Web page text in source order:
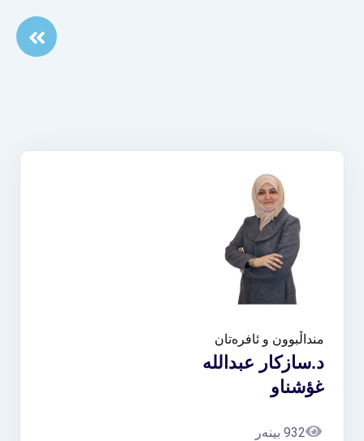
منداڵبوون و ئافرەتان
د.سازكار عبدالله
غؤشناو
932 بینەر